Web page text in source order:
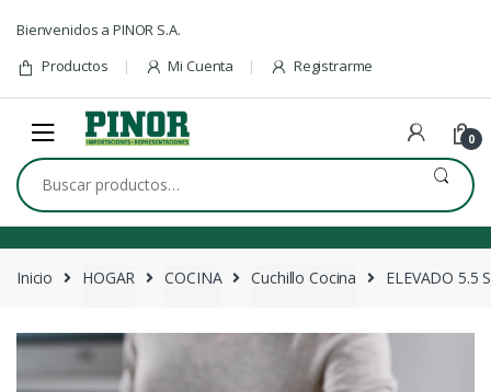
Bienvenidos a PINOR S.A.
Productos
Mi Cuenta Registrarme
0
Buscar por:
Inicio HOGAR COCINA Cuchillo Cocina ELEVADO 5.5